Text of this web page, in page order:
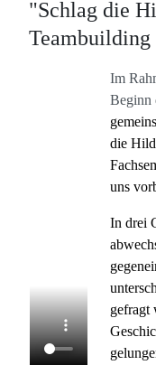
"Schlag die
Teambuilding
Im
Beginn
die
uns
In drei
gefragt